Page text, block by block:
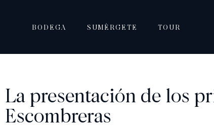
BODEGA SUMÉRGETE TOUR
La presentación de los
Escombreras